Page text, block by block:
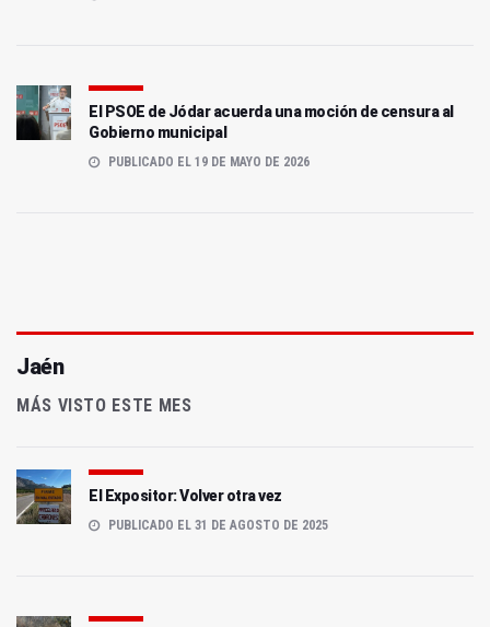
El PSOE de Jódar acuerda una moción de censura al
Gobierno municipal
PUBLICADO EL 19 DE MAYO DE 2026
Jaén
MÁS VISTO ESTE MES
El Expositor: Volver otra vez
PUBLICADO EL 31 DE AGOSTO DE 2025